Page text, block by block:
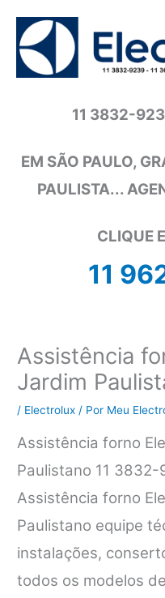
conteúdo
11 3832-
EM SÃO PAULO,
PAULISTA...
CLIQUE
11
Assistência
Jardim
/ Electrolux / Por Meu
Assistência forno
Paulistano 11 3832-
Assistência forno
Paulistano equipe
instalações,
todos os modelos